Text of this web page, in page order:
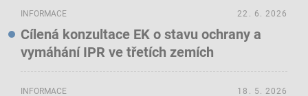
INFORMACE
Cílená konzultace EK o stavu ochrany a
vymáhání IPR ve třetích zemích
22. 6. 2026
INFORMACE 18. 5. 2026